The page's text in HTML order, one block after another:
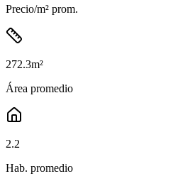
Precio/m² prom.
272.3m²
Área promedio
2.2
Hab. promedio